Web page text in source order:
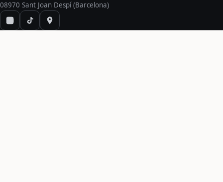
08970 Sant Joan Despí (Barcelona)